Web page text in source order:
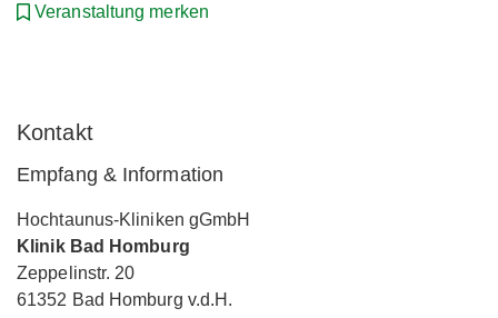
Veranstaltung merken
Kontakt
Empfang & Information
Hochtaunus-Kliniken gGmbH
Klinik Bad Homburg
Zeppelinstr. 20
61352 Bad Homburg v.d.H.